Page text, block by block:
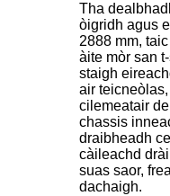
Tha
òigridh agus
2888 mm,
àite mòr san
staigh
air
cilemeatair
chassis
draibheadh
càileachd
suas saor,
dachaigh.